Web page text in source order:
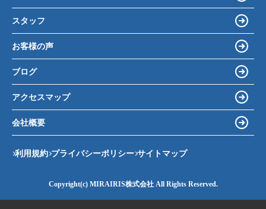
スタッフ
お客様の声
ブログ
アクセスマップ
会社概要
利用規約 プライバシーポリシー サイトマップ
Copyright(c) MIRAIRIS株式会社 All Rights Reserved.